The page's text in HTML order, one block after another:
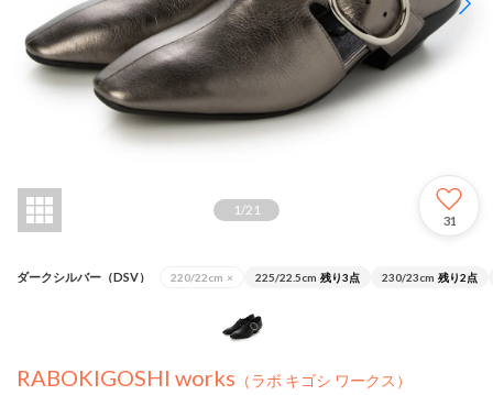
1 /21
31
ダークシルバー（DSV） 220/22cm × 225/22.5cm 残り3点 230/23cm 残り2点
RABOKIGOSHI works （ラボ キゴシ ワークス）